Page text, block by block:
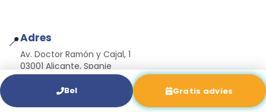
📍Adres
Av. Doctor Ramón y Cajal, 1
03001 Alicante, Spanje
Directe vluchten vanuit
Amsterdam Schiphol, Rotterdam The Hague Airport,
Eindhoven Airport
Bel Gratis advies